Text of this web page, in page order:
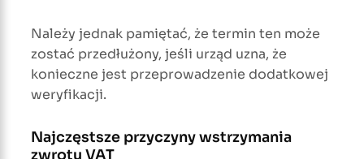
Należy jednak pamiętać, że termin ten może
zostać przedłużony, jeśli urząd uzna, że
konieczne jest przeprowadzenie dodatkowej
weryfikacji.
Najczęstsze przyczyny wstrzymania
zwrotu VAT